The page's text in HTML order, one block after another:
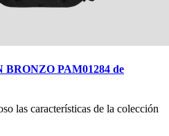
PAM01284 de
las características de la colección